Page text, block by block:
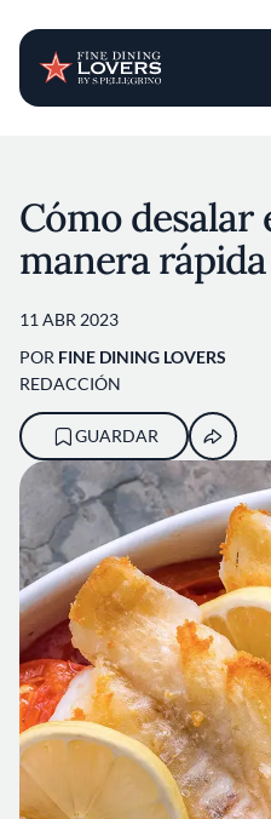
Cómo desalar
manera
11 ABR 2023
POR FINE DINING LOVERS
REDACCIÓN
GUARDAR